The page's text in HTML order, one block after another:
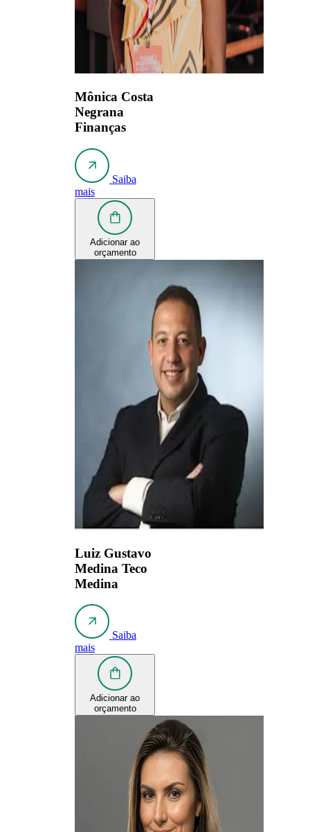
Mônica Costa
Negrana
Finanças
Saiba
mais
Adicionar ao
orçamento
Luiz Gustavo
Medina Teco
Medina
Saiba
mais
Adicionar ao
orçamento